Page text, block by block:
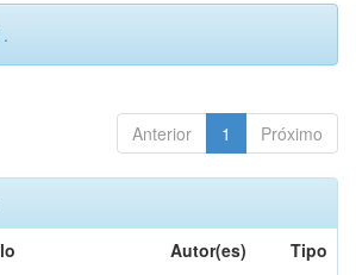
Anterior 1 Próximo
Autor(es) Tipo